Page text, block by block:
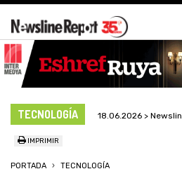
TECNOLOGÍA 18.06.2026 >
IMPRIMIR
PORTADA TECNOLOGÍA